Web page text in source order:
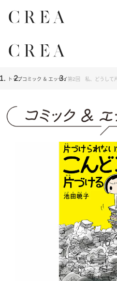
トップコミック ＆ エッセイ第2回 私、どうして